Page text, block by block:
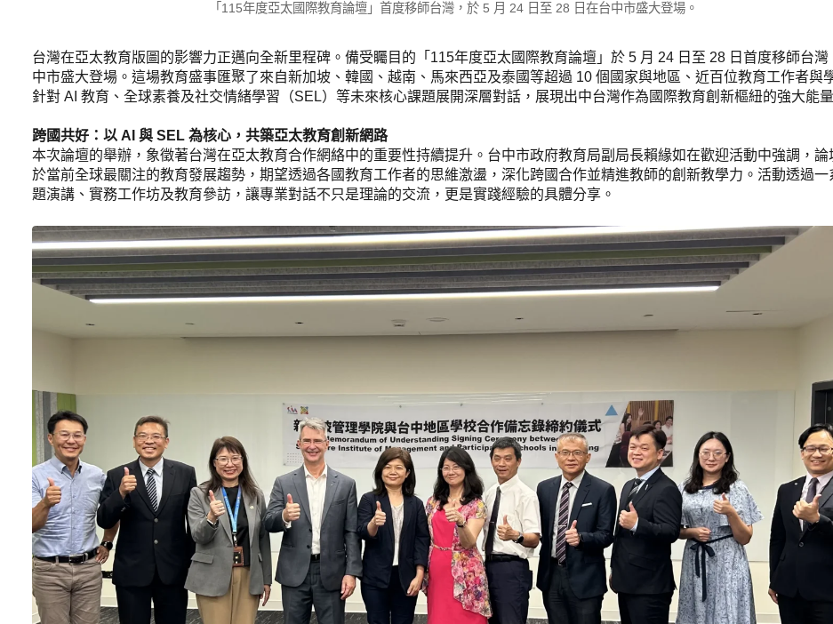
「115年度亞太國際教育論壇」首度移師台灣，於 5 月 24 日至 28 日在台中市盛大登場。
台灣在亞太教育版圖的影響力正邁向全新里程碑。備受矚目的「115年度亞太國際教育論壇」於 5 月 24 日至 28 日首度移師台灣
中市盛大登場。這場教育盛事匯聚了來自新加坡、韓國、越南、馬來西亞及泰國等超過 10 個國家與地區、近百位教育工作者與
針對 AI 教育、全球素養及社交情緒學習（SEL）等未來核心課題展開深層對話，展現出中台灣作為國際教育創新樞紐的強大能量
跨國共好：以 AI 與 SEL 為核心，共築亞太教育創新網路
本次論壇的舉辦，象徵著台灣在亞太教育合作網絡中的重要性持續提升。台中市政府教育局副局長賴緣如在歡迎活動中強調，論
於當前全球最關注的教育發展趨勢，期望透過各國教育工作者的思維激盪，深化跨國合作並精進教師的創新教學力。活動透過一
題演講、實務工作坊及教育參訪，讓專業對話不只是理論的交流，更是實踐經驗的具體分享。